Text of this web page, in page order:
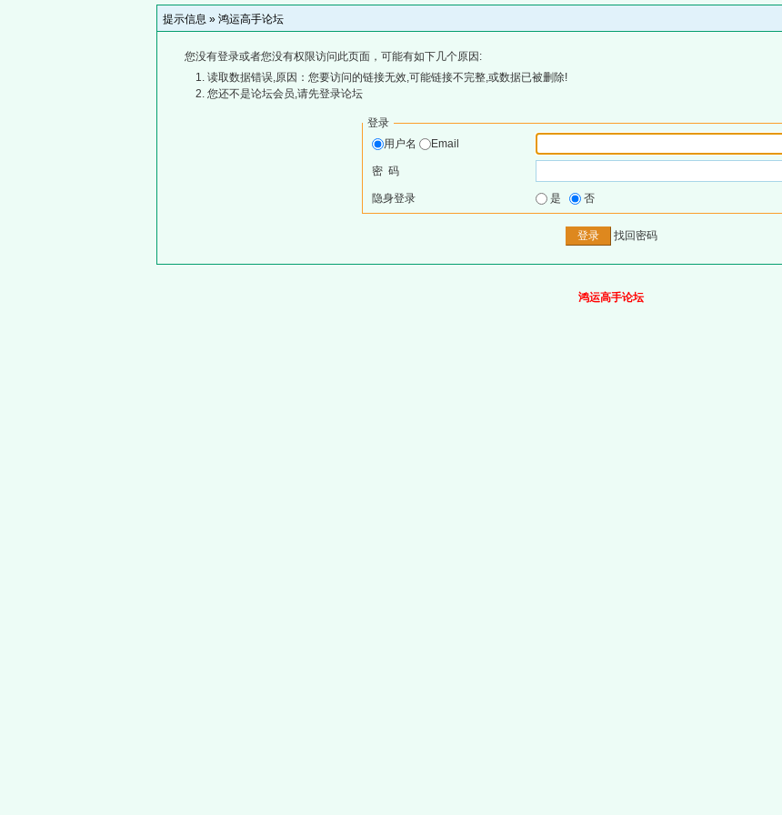
提示信息 » 鸿运高手论坛
您没有登录或者您没有权限访问此页面，可能有如下几个原因:
读取数据错误,原因：您要访问的链接无效,可能链接不完整,或数据已被删除!
您还不是论坛会员,请先登录论坛
登录
用户名
Email
密 码
隐身登录 是 否
找回密码
鸿运高手论坛